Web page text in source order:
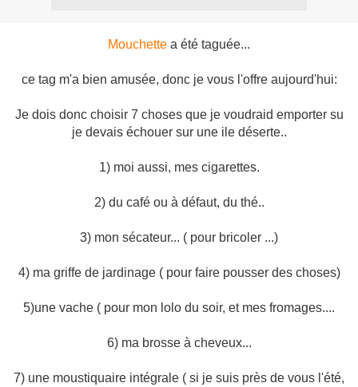
Mouchette a été taguée...
ce tag m'a bien amusée, donc je vous l'offre aujourd'hui:
Je dois donc choisir 7 choses que je voudraid emporter su
je devais échouer sur une ile déserte..
1) moi aussi, mes cigarettes.
2) du café ou à défaut, du thé..
3) mon sécateur... ( pour bricoler ...)
4) ma griffe de jardinage ( pour faire pousser des choses)
5)une vache ( pour mon lolo du soir, et mes fromages....
6) ma brosse à cheveux...
7) une moustiquaire intégrale ( si je suis près de vous l'été,